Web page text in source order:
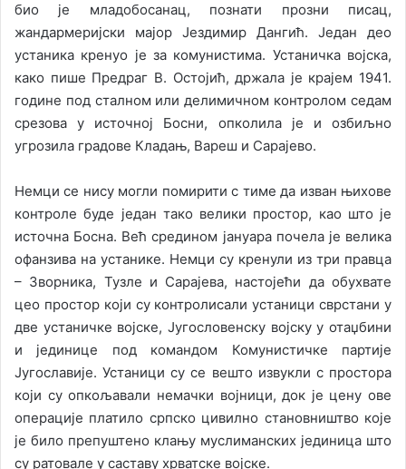
био је младобосанац, познати прозни писац,
жандармеријски мајор Јездимир Дангић. Један део
устаника кренуо је за комунистима. Устаничка војска,
како пише Предраг В. Остојић, држала је крајем 1941.
године под сталном или делимичном контролом седам
срезова у источној Босни, опколила је и озбиљно
угрозила градове Кладањ, Вареш и Сарајево.
Немци се нису могли помирити с тиме да изван њихове
контроле буде један тако велики простор, као што је
источна Босна. Већ средином јануара почела је велика
офанзива на устанике. Немци су кренули из три правца
– Зворника, Тузле и Сарајева, настојећи да обухвате
цео простор који су контролисали устаници сврстани у
две устаничке војске, Југословенску војску у отаџбини
и јединице под командом Комунистичке партије
Југославије. Устаници су се вешто извукли с простора
који су опкољавали немачки војници, док је цену ове
операције платило српско цивилно становништво које
је било препуштено клању муслиманских јединица што
су ратовале у саставу хрватске војске.